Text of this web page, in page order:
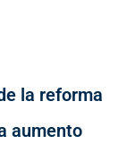
la reforma
aumento